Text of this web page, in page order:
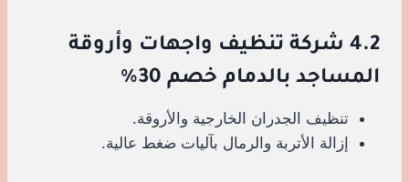
4.2 شركة تنظيف واجهات وأروقة
المساجد بالدمام خصم 30%
تنظيف الجدران الخارجية والأروقة.
إزالة الأتربة والرمال بآليات ضغط عالية.